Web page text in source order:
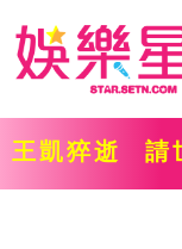
王凱猝逝 請